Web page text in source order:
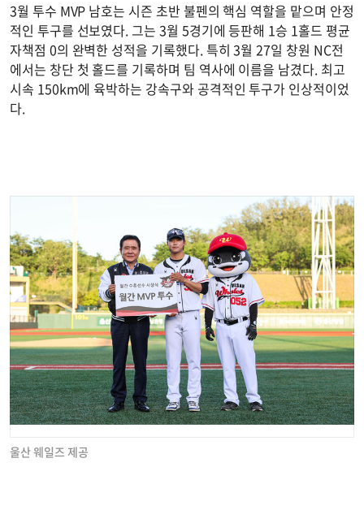
3월 투수 MVP 남호는 시즌 초반 불펜의 핵심 역할을 맡으며 안정
적인 투구를 선보였다. 그는 3월 5경기에 등판해 1승 1홀드 평균
자책점 0의 완벽한 성적을 기록했다. 특히 3월 27일 창원 NC전
에서는 창단 첫 홀드를 기록하며 팀 역사에 이름을 남겼다. 최고
시속 150km에 육박하는 강속구와 공격적인 투구가 인상적이었
다.
울산 웨일즈 제공